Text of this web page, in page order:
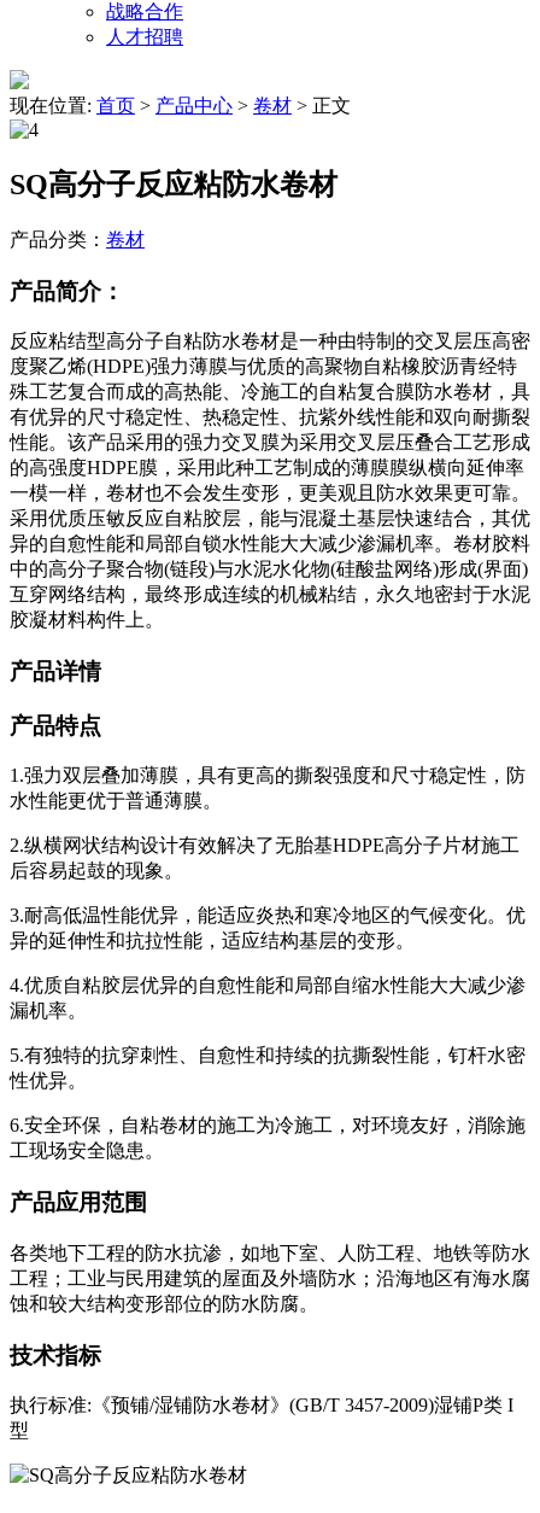
战略合作
人才招聘
现在位置: 首页 > 产品中心 > 卷材 > 正文
SQ高分子反应粘防水卷材
产品分类： 卷材
产品简介：
反应粘结型高分子自粘防水卷材是一种由特制的交叉层压高密
度聚乙烯(HDPE)强力薄膜与优质的高聚物自粘橡胶沥青经特
殊工艺复合而成的高热能、冷施工的自粘复合膜防水卷材，具
有优异的尺寸稳定性、热稳定性、抗紫外线性能和双向耐撕裂
性能。该产品采用的强力交叉膜为采用交叉层压叠合工艺形成
的高强度HDPE膜，采用此种工艺制成的薄膜膜纵横向延伸率
一模一样，卷材也不会发生变形，更美观且防水效果更可靠。
采用优质压敏反应自粘胶层，能与混凝土基层快速结合，其优
异的自愈性能和局部自锁水性能大大减少渗漏机率。卷材胶料
中的高分子聚合物(链段)与水泥水化物(硅酸盐网络)形成(界面)
互穿网络结构，最终形成连续的机械粘结，永久地密封于水泥
胶凝材料构件上。
产品详情
产品特点
1.强力双层叠加薄膜，具有更高的撕裂强度和尺寸稳定性，防
水性能更优于普通薄膜。
2.纵横网状结构设计有效解决了无胎基HDPE高分子片材施工
后容易起鼓的现象。
3.耐高低温性能优异，能适应炎热和寒冷地区的气候变化。优
异的延伸性和抗拉性能，适应结构基层的变形。
4.优质自粘胶层优异的自愈性能和局部自缩水性能大大减少渗
漏机率。
5.有独特的抗穿刺性、自愈性和持续的抗撕裂性能，钉杆水密
性优异。
6.安全环保，自粘卷材的施工为冷施工，对环境友好，消除施
工现场安全隐患。
产品应用范围
各类地下工程的防水抗渗，如地下室、人防工程、地铁等防水
工程；工业与民用建筑的屋面及外墙防水；沿海地区有海水腐
蚀和较大结构变形部位的防水防腐。
技术指标
执行标准:《预铺/湿铺防水卷材》(GB/T 3457-2009)湿铺P类 I
型